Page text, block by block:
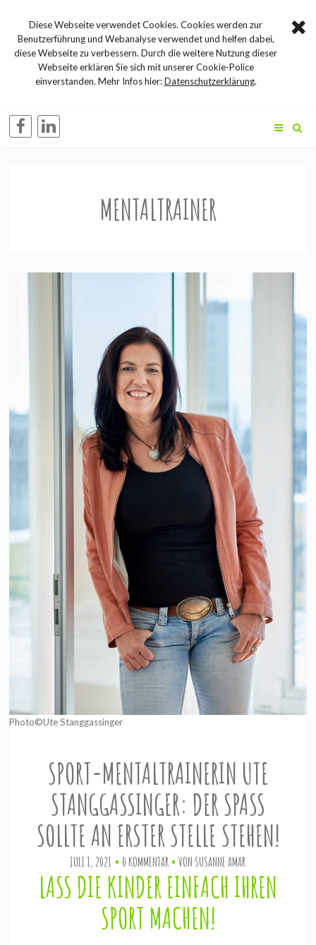
MENTALTRAINER
Photo©Ute Stanggassinger
SPORT-MENTALTRAINERIN UTE
STANGGASSINGER: DER SPASS S
OLLTE AN ERSTER STELLE STEHEN!
JULI 1, 2021 0 KOMMENTAR VON SUSANNE AMAR
LASS DIE KINDER EINFACH IHREN
SPORT MACHEN!
Diese Webseite verwendet Cookies. Cookies werden zur
Benutzerführung und Webanalyse verwendet und helfen dabei,
diese Webseite zu verbessern. Durch die weitere Nutzung dieser
Webseite erklären Sie sich mit unserer Cookie-Police
einverstanden. Mehr Infos hier:Datenschutzerklärung.